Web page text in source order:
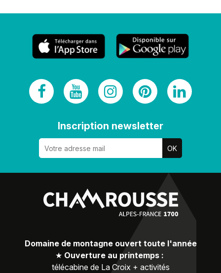
Inscription newsletter
Domaine de montagne ouvert toute l'année
★ Ouverture au printemps :
télécabine de La Croix + activités